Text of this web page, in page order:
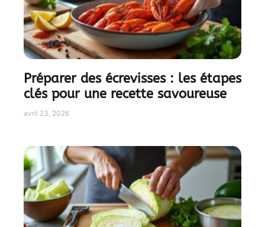
Préparer des écrevisses : les étapes
clés pour une recette savoureuse
avril 23, 2026